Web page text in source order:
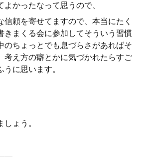
よかったなって思うので、
信頼を寄せてますので、本当にたく
きまくる会に参加してそういう習慣
のちょっとでも息づらさがあればそ
考え方の癖とかに気づかれたらすご
に思います。
ょう。